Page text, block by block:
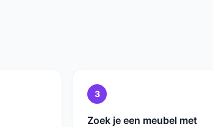
3
Zoek je een meubel met